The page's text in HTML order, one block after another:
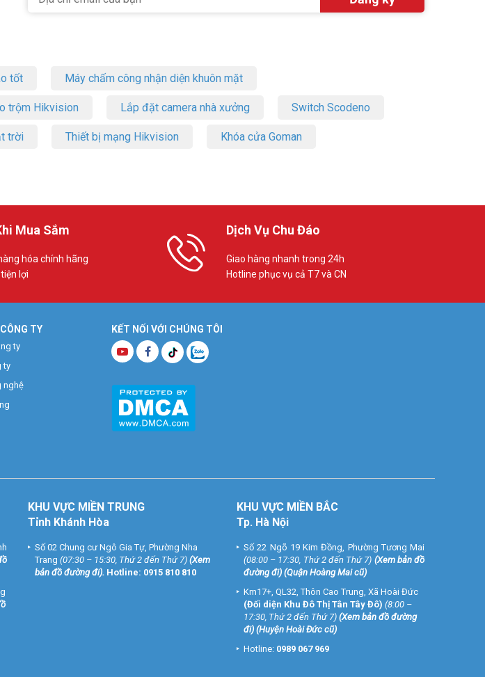
tốt Máy chấm công nhận diện khuôn mặt
trộm Hikvision Lắp đặt camera nhà xưởng Switch Scodeno
trời Thiết bị mạng Hikvision Khóa cửa Goman
Mua Sắm
hóa chính hãng
lợi
Dịch Vụ Chu Đáo
Giao hàng nhanh trong 24h
Hotline phục vụ cả T7 và CN
KẾT NỐI VỚI CHÚNG TÔI
TY
ty
ty
nghệ
KHU VỰC MIỀN TRUNG
Tỉnh Khánh Hòa
Số 02 Chung cư Ngô Gia Tự, Phường Nha
Trang (07:30 – 15:30, Thứ 2 đến Thứ 7) (Xem
bản đồ đường đi). Hotline: 0915 810 810
KHU VỰC MIỀN BẮC
Tp. Hà Nội
Số 22 Ngõ 19 Kim Đồng, Phường Tương Mai
(08:00 – 17:30, Thứ 2 đến Thứ 7) (Xem bản đồ
đường đi) (Quận Hoàng Mai cũ)
Km17+, QL32, Thôn Cao Trung, Xã Hoài Đức
(Đối diện Khu Đô Thị Tân Tây Đô) (8:00 –
17:30, Thứ 2 đến Thứ 7) (Xem bản đồ đường
đi) (Huyện Hoài Đức cũ)
Hotline: 0989 067 969